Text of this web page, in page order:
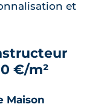
et
€/m²
Maison